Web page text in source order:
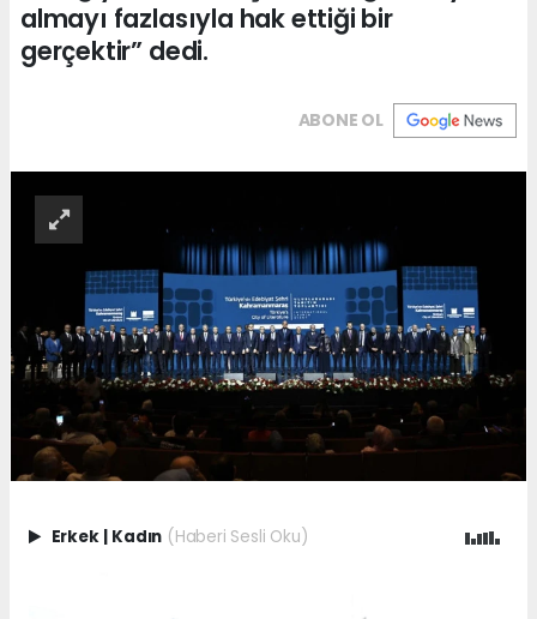
almayı fazlasıyla hak ettiği bir
gerçektir” dedi.
ABONE OL
Erkek Kadın (Haberi Sesli Oku)